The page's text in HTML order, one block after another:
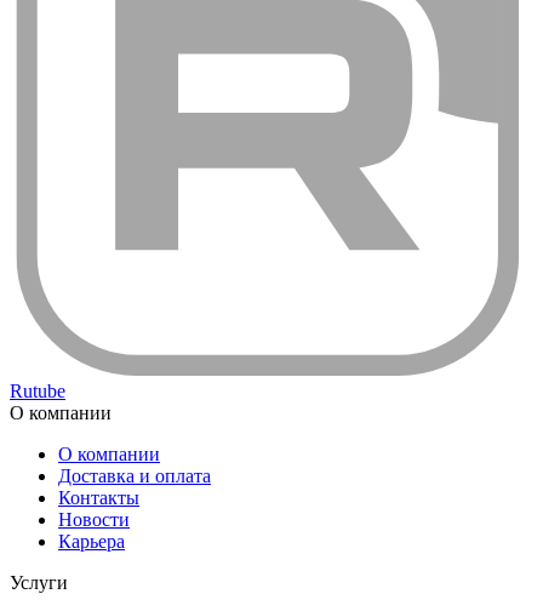
Rutube
О компании
О компании
Доставка и оплата
Контакты
Новости
Карьера
Услуги